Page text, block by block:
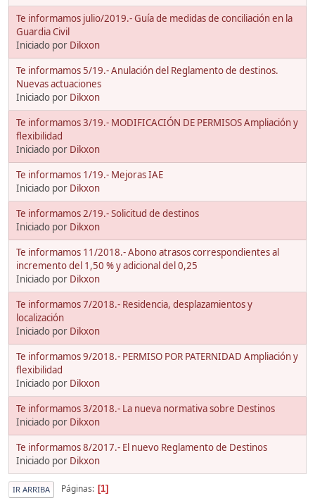
Te informamos julio/2019.- Guía de medidas de conciliación en la
Guardia Civil
Iniciado por Dikxon
Te informamos 5/19.- Anulación del Reglamento de destinos.
Nuevas actuaciones
Iniciado por Dikxon
Te informamos 3/19.- MODIFICACIÓN DE PERMISOS Ampliación y
flexibilidad
Iniciado por Dikxon
Te informamos 1/19.- Mejoras IAE
Iniciado por Dikxon
Te informamos 2/19.- Solicitud de destinos
Iniciado por Dikxon
Te informamos 11/2018.- Abono atrasos correspondientes al
incremento del 1,50 % y adicional del 0,25
Iniciado por Dikxon
Te informamos 7/2018.- Residencia, desplazamientos y
localización
Iniciado por Dikxon
Te informamos 9/2018.- PERMISO POR PATERNIDAD Ampliación y
flexibilidad
Iniciado por Dikxon
Te informamos 3/2018.- La nueva normativa sobre Destinos
Iniciado por Dikxon
Te informamos 8/2017.- El nuevo Reglamento de Destinos
Iniciado por Dikxon
IR ARRIBA Páginas 1